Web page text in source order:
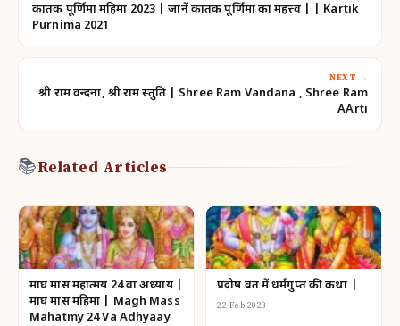
कार्तिक पूर्णिमा महिमा 2023 | जानें कार्तिक पूर्णिमा का महत्त्व | | Kartik
Purnima 2021
NEXT →
श्री राम वन्दना, श्री राम स्तुति | Shree Ram Vandana , Shree Ram
AArti
📚Related Articles
माघ मास महात्मय 24 वा अध्याय |
माघ मास महिमा | Magh Mass
Mahatmy 24 Va Adhyaay
प्रदोष व्रत में धर्मगुप्त की कथा |
22 Feb 2023